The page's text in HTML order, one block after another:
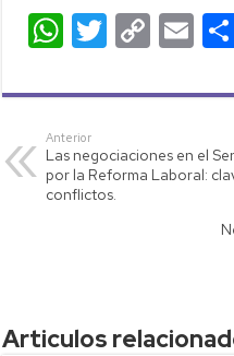
W
at
s
A
p
T
tt
C
p
Li
E
ail
Anterior
Las negociaciones en el
por la Reforma Laboral:
conflictos.
Articulos